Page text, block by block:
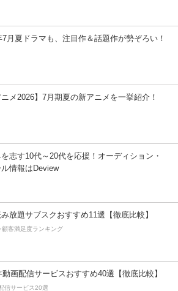
7月夏ドラマも、注目作＆話題作が勢ぞろい！
ニメ2026】7月期夏の新アニメを一挙紹介！
志す10代～20代を応援！オーディション・
情報はDeview
放題サブスクおすすめ11選【徹底比較】
顧客満足度ランキング
動画配信サービスおすすめ40選【徹底比較】
信サービス20選